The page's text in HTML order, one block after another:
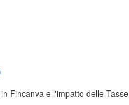
Fincanva e l'impatto delle Tasse